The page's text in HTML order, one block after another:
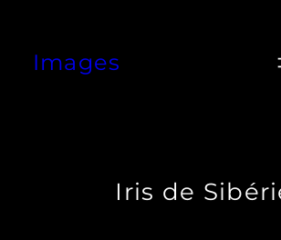
contenu
Images
Iris de